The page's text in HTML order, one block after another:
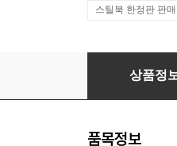
스틸북 한정판 판
푸치니 : 제비
상품정
품목정보